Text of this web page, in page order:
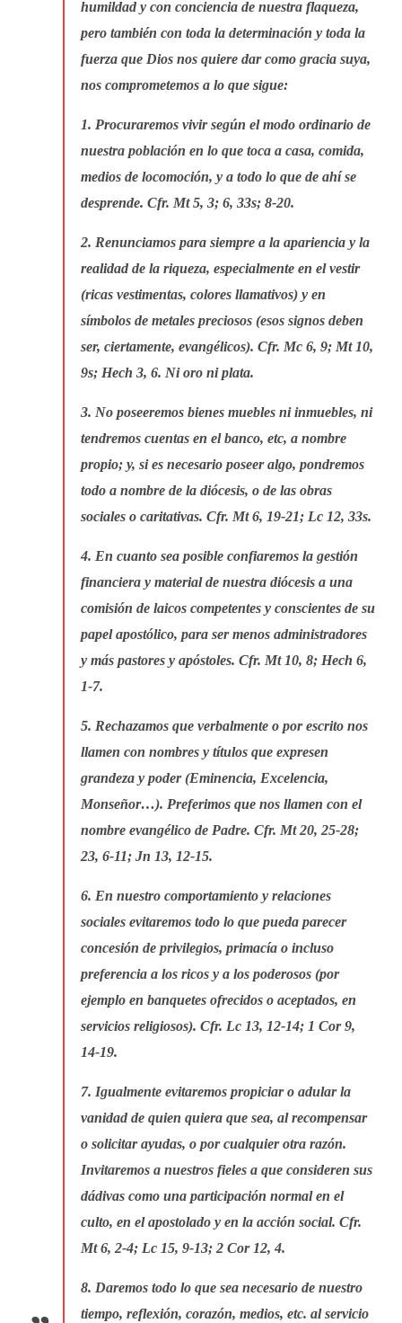
humildad y con conciencia de nuestra flaqueza,
pero también con toda la determinación y toda la
fuerza que Dios nos quiere dar como gracia suya,
nos comprometemos a lo que sigue:
1. Procuraremos vivir según el modo ordinario de
nuestra población en lo que toca a casa, comida,
medios de locomoción, y a todo lo que de ahí se
desprende. Cfr. Mt 5, 3; 6, 33s; 8-20.
2. Renunciamos para siempre a la apariencia y la
realidad de la riqueza, especialmente en el vestir
(ricas vestimentas, colores llamativos) y en
símbolos de metales preciosos (esos signos deben
ser, ciertamente, evangélicos). Cfr. Mc 6, 9; Mt 10,
9s; Hech 3, 6. Ni oro ni plata.
3. No poseeremos bienes muebles ni inmuebles, ni
tendremos cuentas en el banco, etc, a nombre
propio; y, si es necesario poseer algo, pondremos
todo a nombre de la diócesis, o de las obras
sociales o caritativas. Cfr. Mt 6, 19-21; Lc 12, 33s.
4. En cuanto sea posible confiaremos la gestión
financiera y material de nuestra diócesis a una
comisión de laicos competentes y conscientes de su
papel apostólico, para ser menos administradores
y más pastores y apóstoles. Cfr. Mt 10, 8; Hech 6,
1-7.
5. Rechazamos que verbalmente o por escrito nos
llamen con nombres y títulos que expresen
grandeza y poder (Eminencia, Excelencia,
Monseñor…). Preferimos que nos llamen con el
nombre evangélico de Padre. Cfr. Mt 20, 25-28;
23, 6-11; Jn 13, 12-15.
6. En nuestro comportamiento y relaciones
sociales evitaremos todo lo que pueda parecer
concesión de privilegios, primacía o incluso
preferencia a los ricos y a los poderosos (por
ejemplo en banquetes ofrecidos o aceptados, en
servicios religiosos). Cfr. Lc 13, 12-14; 1 Cor 9,
14-19.
7. Igualmente evitaremos propiciar o adular la
vanidad de quien quiera que sea, al recompensar
o solicitar ayudas, o por cualquier otra razón.
Invitaremos a nuestros fieles a que consideren sus
dádivas como una participación normal en el
culto, en el apostolado y en la acción social. Cfr.
Mt 6, 2-4; Lc 15, 9-13; 2 Cor 12, 4.
8. Daremos todo lo que sea necesario de nuestro
tiempo, reflexión, corazón, medios, etc. al servicio